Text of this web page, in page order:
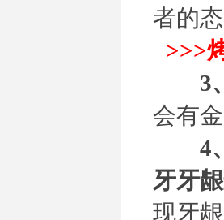
者的
>>>
3
会有
4
牙牙
现牙